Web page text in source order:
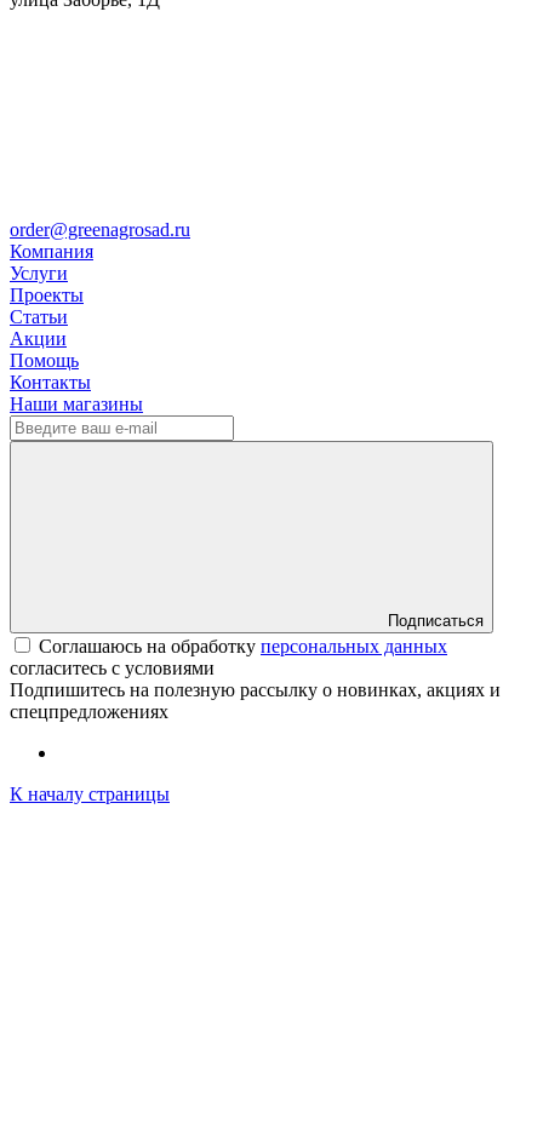
order@greenagrosad.ru
Компания
Услуги
Проекты
Статьи
Акции
Помощь
Контакты
Наши магазины
Подписаться
Соглашаюсь на обработку персональных данных
согласитесь с условиями
Подпишитесь на полезную рассылку о новинках, акциях и
спецпредложениях
К началу страницы